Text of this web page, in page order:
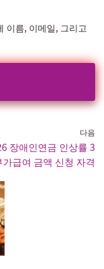
이름, 이메일, 그리고
다음
장애인연금 인상률 3
가급여 금액 신청 자격